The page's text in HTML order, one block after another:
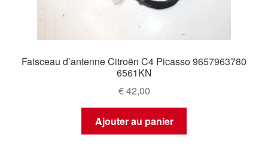
Faisceau d’antenne Citroën C4 Picasso 9657963780
6561KN
€42,00
Ajouter au panier